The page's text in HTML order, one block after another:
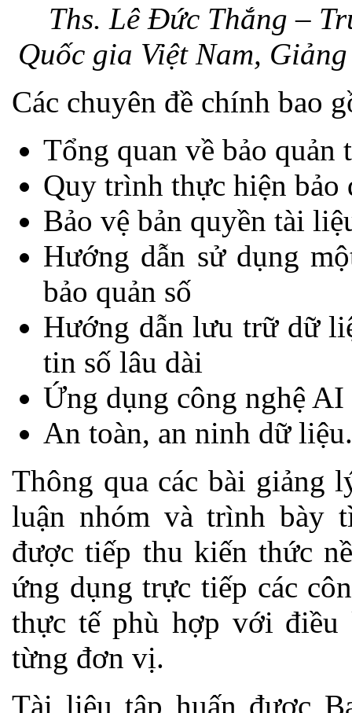
Ths. Lê Đức Thắng –
Quốc gia Việt Nam,
Các chuyên đề chính bao
Tổng quan về bảo
Quy trình thực hiện bảo
Bảo vệ bản quyền tài
Hướng dẫn sử dụng
bảo quản số
Hướng dẫn lưu trữ dữ
tin số lâu dài
Ứng dụng công nghệ
An toàn, an ninh dữ liệu.
Thông qua các bài giảng
luận nhóm và trình bày
được tiếp thu kiến thức
ứng dụng trực tiếp các
thực tế phù hợp với điều
từng đơn vị.
Tài liệu tập huấn được